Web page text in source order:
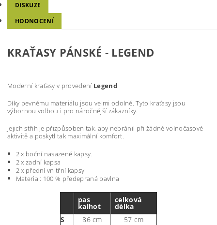
DISKUZE
HODNOCENÍ
KRAŤASY PÁNSKÉ - LEGEND
Moderní kraťasy v provedení Legend
Díky pevnému materiálu jsou velmi odolné. Tyto kraťasy jsou
výbornou volbou i pro náročnější zákazníky.
Jejich střih je přizpůsoben tak, aby nebránil při žádné volnočasové
aktivitě a poskytl tak maximální komfort.
2 x boční nasazené kapsy.
2 x zadní kapsa
2 x přední vnitřní kapsy
Material: 100 % předepraná bavlna
pas
kalhot
celková
délka
S
86 cm
57 cm